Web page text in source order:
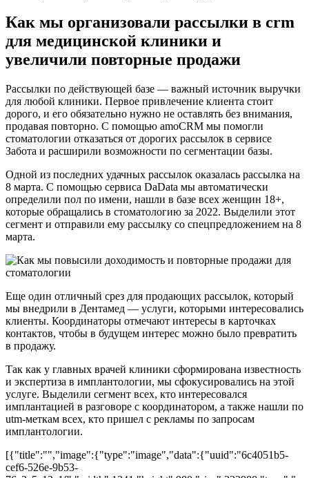
Как мы организовали рассылки в crm
для медицинской клиники и
увеличили повторные продажи
Рассылки по действующей базе — важный источник выручки
для любой клиники. Первое привлечение клиента стоит
дорого, и его обязательно нужно не оставлять без внимания,
продавая повторно. С помощью amoCRM мы помогли
стоматологии отказаться от дорогих рассылок в сервисе
Забота и расширили возможности по сегментации базы.
Одной из последних удачных рассылок оказалась рассылка на
8 марта. С помощью сервиса DaData мы автоматически
определили пол по имени, нашли в базе всех женщин 18+,
которые обращались в стоматологию за 2022. Выделили этот
сегмент и отправили ему рассылку со спецпредложением на 8
марта.
Еще один отличный срез для продающих рассылок, который
мы внедрили в Дентамед — услуги, которыми интересовались
клиенты. Координаторы отмечают интересы в карточках
контактов, чтобы в будущем интерес можно было превратить
в продажу.
Так как у главных врачей клиники сформирована известность
и экспертиза в имплантологии, мы сфокусировались на этой
услуге. Выделили сегмент всех, кто интересовался
имплантацией в разговоре с координатором, а также нашли по
utm-меткам всех, кто пришел с рекламы по запросам
имплантологии.
[{"title":"","image":{"type":"image","data":{"uuid":"6c4051b5-
cef6-526e-9b53-